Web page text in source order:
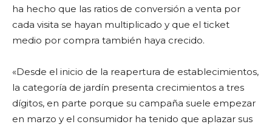
ha hecho que las ratios de conversión a venta por
cada visita se hayan multiplicado y que el ticket
medio por compra también haya crecido.
«Desde el inicio de la reapertura de establecimientos,
la categoría de jardín presenta crecimientos a tres
dígitos, en parte porque su campaña suele empezar
en marzo y el consumidor ha tenido que aplazar sus